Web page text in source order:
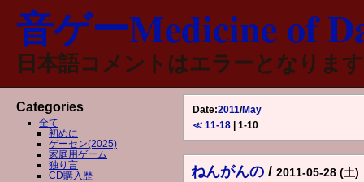
音ゲーMedicine of
日本語コメントはエラーとなりま
Date:2011/May
≪ 11-18 | 1-10
ねんがんの / 2011-05-28 (土)
Categories
全て
初めに
ゲーセン(2025)
家庭用ゲーム
独り言
CD購入歴